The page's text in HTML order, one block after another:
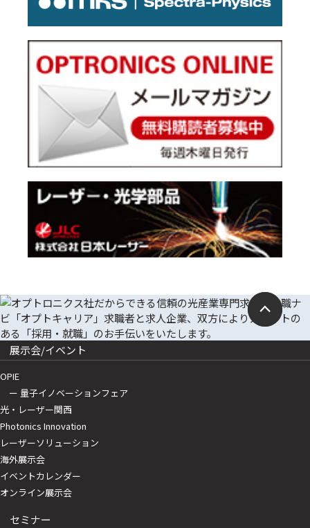
展示会/イベント
OPIE
ー 量子イノベーションフェア
光・レーザー関西
Photonics Innovation
レーザーソリューション
海外展示会
イベントカレンダー
オンライン展示会
セミナー